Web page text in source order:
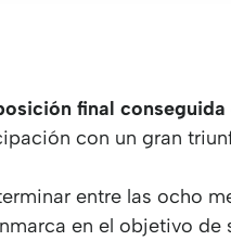
final conseguida
con un gran
entre las ocho
en el objetivo de